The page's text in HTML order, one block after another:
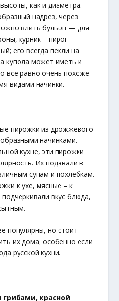
как и диаметра.
надрез, через
влить бульон — для
курник – пирог
его всегда пекли на
купола может иметь и
все равно очень похоже
видами начинки.
пирожки из дрожжевого
начинками.
кухне, эти пирожки
Их подавали в
супам и похлебкам.
к ухе, мясные – к
вкус блюда,
популярны, но стоит
их дома, особенно если
русской кухни.
грибами, красной